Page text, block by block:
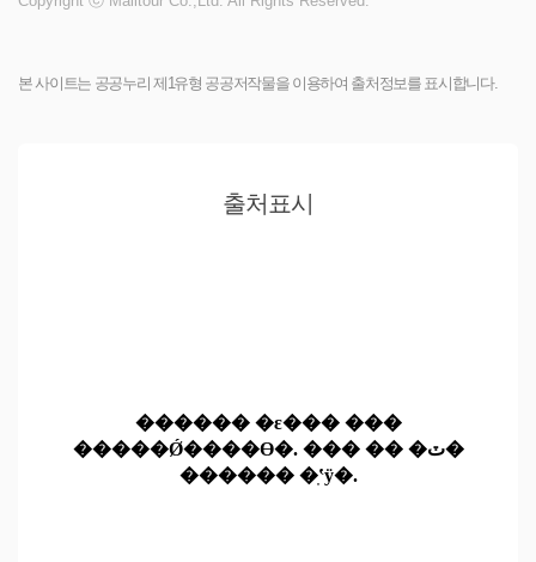
본 사이트는 공공누리 제1유형 공공저작물을 이용하여 출처정보를 표시합니다.
출처표시